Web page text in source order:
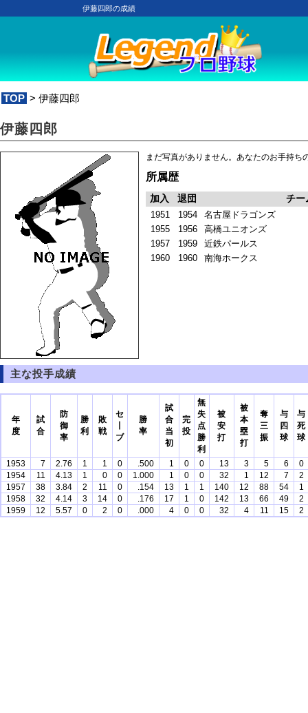
伊藤四郎の成績
TOP > 伊藤四郎
伊藤四郎
まだ写真がありません。あなたのお手持ち
所属歴
加入 退団 チー
1951 1954
名古屋ドラゴンズ
1955
1956
高橋ユニオンズ
1957
1959
近鉄パールス
1960
1960 南海ホークス
主な投手成績
年
度
試
合
防
御
率
勝
利
敗
戦
セ
ブ
勝
率
試
合
当
初
完
投
無
失
点
勝
利
被
安
打
被
本
塁
打
奪
三
振
与
四
球
与
死
球
1953 7 2.76 1 1 0 .500 1 0 0 13 3 5 6
0
1954
11 4.13 1 0 0 1.000 1 0 0 32 1 12 7
2
1957
38 3.84 2 11 0 .154 13 1 1 140 12 88 54
1
1958
32 4.14 3 14 0 .176 17 1 0 142 13 66 49
2
1959
12 5.57 0 2 0 .000 4 0 0 32 4 11 15 2